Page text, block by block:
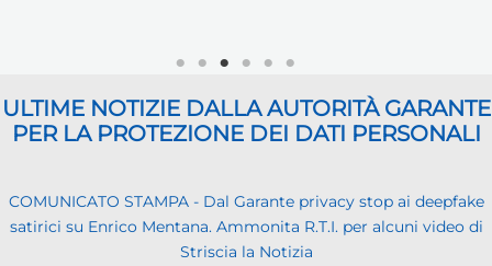
ULTIME NOTIZIE DALLA AUTORITÀ GARANTE
PER LA PROTEZIONE DEI DATI PERSONALI
COMUNICATO STAMPA - Dal Garante privacy stop ai deepfake
satirici su Enrico Mentana. Ammonita R.T.I. per alcuni video di
Striscia la Notizia